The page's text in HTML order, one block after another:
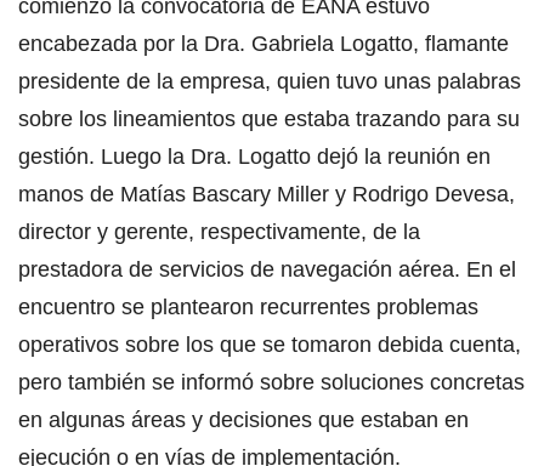
comienzo la convocatoria de EANA estuvo
encabezada por la Dra. Gabriela Logatto, flamante
presidente de la empresa, quien tuvo unas palabras
sobre los lineamientos que estaba trazando para su
gestión. Luego la Dra. Logatto dejó la reunión en
manos de Matías Bascary Miller y Rodrigo Devesa,
director y gerente, respectivamente, de la
prestadora de servicios de navegación aérea. En el
encuentro se plantearon recurrentes problemas
operativos sobre los que se tomaron debida cuenta,
pero también se informó sobre soluciones concretas
en algunas áreas y decisiones que estaban en
ejecución o en vías de implementación.